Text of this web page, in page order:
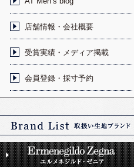
店舗情報・会社概要
受賞実績・メディア掲載
会員登録・採寸予約